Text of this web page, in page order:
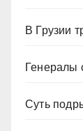
В Грузии
Генералы
Суть